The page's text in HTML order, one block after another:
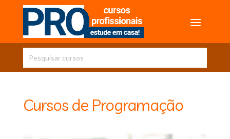
Cursos de Programação